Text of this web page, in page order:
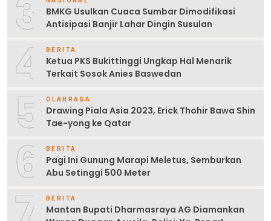
3
BMKG Usulkan Cuaca Sumbar Dimodifikasi
Antisipasi Banjir Lahar Dingin Susulan
4 BERITA
Ketua PKS Bukittinggi Ungkap Hal Menarik
Terkait Sosok Anies Baswedan
5 OLAHRAGA
Drawing Piala Asia 2023, Erick Thohir Bawa Shin
Tae-yong ke Qatar
6 BERITA
Pagi Ini Gunung Marapi Meletus, Semburkan
Abu Setinggi 500 Meter
BERITA
Mantan Bupati Dharmasraya AG Diamankan